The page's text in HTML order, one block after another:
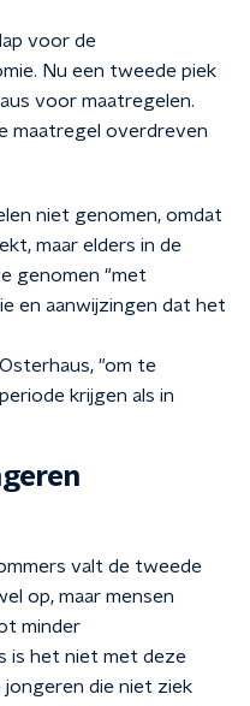
voor de
Nu een tweede piek
voor maatregelen.
maatregel overdreven
niet genomen, omdat
maar elders in de
genomen "met
en aanwijzingen dat het
"om te
krijgen als in
valt de tweede
op, maar mensen
minder
is het niet met deze
die niet ziek